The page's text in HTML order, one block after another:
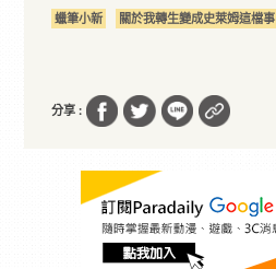
蠟筆小新
關於我轉生變成史萊姆這檔事
分享 :